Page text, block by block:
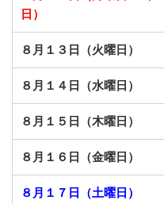
日）
８月１３日（火曜日）
８月１４日（水曜日）
８月１５日（木曜日）
８月１６日（金曜日）
８月１７日（土曜日）